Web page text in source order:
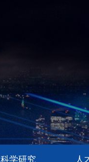
科学研究 人